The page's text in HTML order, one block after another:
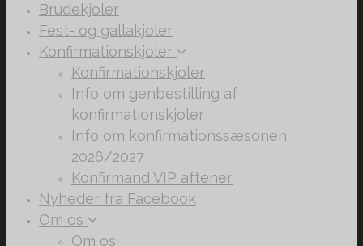
Brudekjoler
Fest- og gallakjoler
Konfirmationskjoler
Konfirmationskjoler
Info om genbestilling af
konfirmationskjoler
Info om konfirmationssæsonen
2026/2027
Konfirmand VIP aftener
Nyheder fra Facebook
Om os
Om os